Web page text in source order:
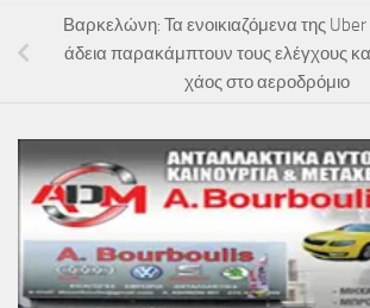
Βαρκελώνη: Τα ενοικιαζόμενα της Uber
άδεια παρακάμπτουν τους ελέγχους
χάος στο αεροδρόμιο